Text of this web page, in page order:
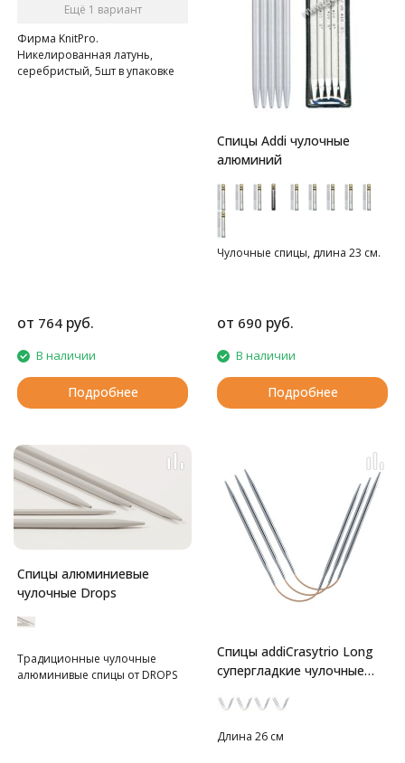
Ещё 1 вариант
Фирма KnitPro.
Никелированная латунь,
серебристый, 5шт в упаковке
от 764 руб.
В наличии
Подробнее
Спицы Addi чулочные
алюминий
Чулочные спицы, длина 23 см.
от 690 руб.
В наличии
Подробнее
Спицы алюминиевые
чулочные Drops
Традиционные чулочные
алюминивые спицы от DROPS
Спицы addiCrasytrio Long
супергладкие чулочные
Длина 26 см